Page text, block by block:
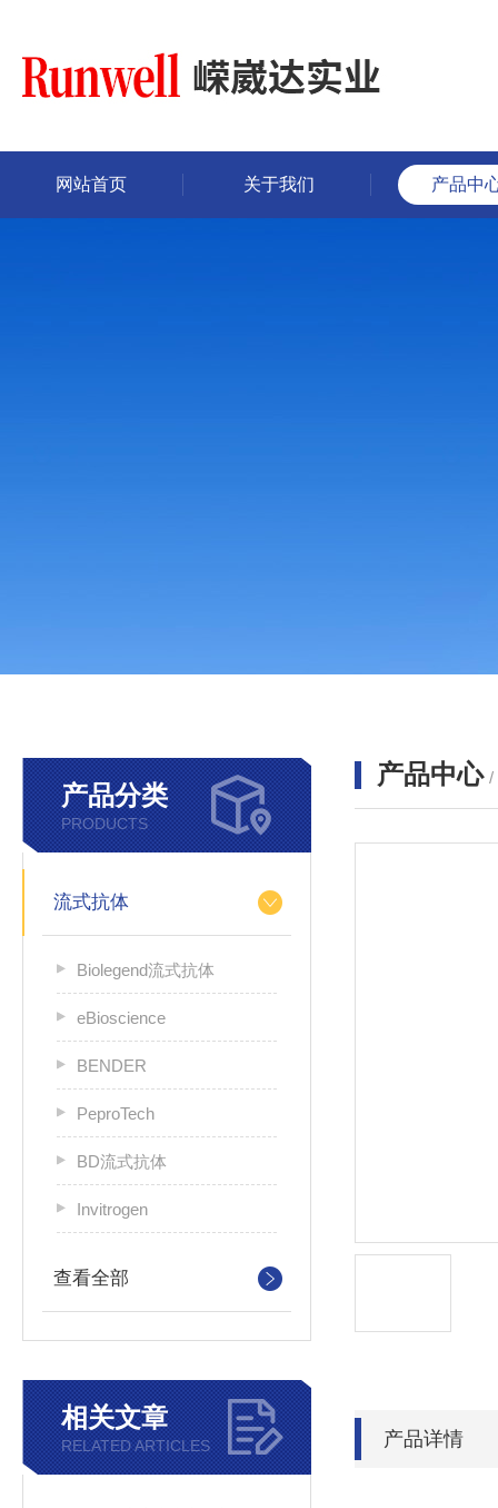
网站首页 关于我们 产品中
产品分类
PRODUCTS
流式抗体
Biolegend流式抗体
eBioscience
BENDER
PeproTech
BD流式抗体
Invitrogen
查看全部
相关文章
RELATED ARTICLES
产品中心 /
产品详情